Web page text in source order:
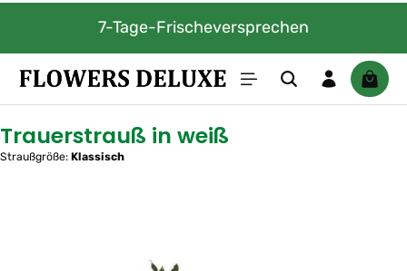
Zum Hauptinhalt springen7-Tage-Frischeversprechen
Trauerstrauß in weiß
Straußgröße: Klassisch